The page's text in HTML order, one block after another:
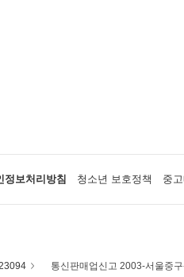
정보처리방침 청소년 보호정책 중
통신판매업신고 2003-서울중